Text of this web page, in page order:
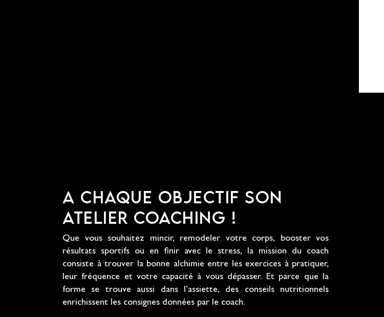
A CHAQUE OBJECTIF SON
ATELIER COACHING !
Que vous souhaitez mincir, remodeler votre corps, booster vos
résultats sportifs ou en finir avec le stress, la mission du coach
consiste à trouver la bonne alchimie entre les exercices à pratiquer,
leur fréquence et votre capacité à vous dépasser. Et parce que la
forme se trouve aussi dans l’assiette, des conseils nutritionnels
enrichissent les consignes données par le coach.